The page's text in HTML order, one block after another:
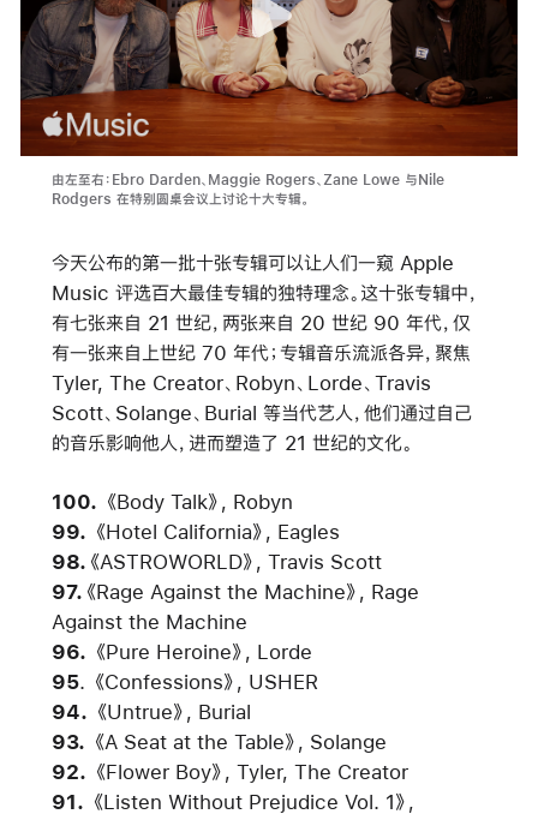
由左至右：Ebro Darden、Maggie Rogers、Zane Lowe 与Nile
Rodgers 在特别圆桌会议上讨论十大专辑。
今天公布的第一批十张专辑可以让人们一窥 Apple
Music 评选百大最佳专辑的独特理念。这十张专辑中，
有七张来自 21 世纪，两张来自 20 世纪 90 年代，仅
有一张来自上世纪 70 年代；专辑音乐流派各异，聚焦
Tyler, The Creator、Robyn、Lorde、Travis
Scott、Solange、Burial 等当代艺人，他们通过自己
的音乐影响他人，进而塑造了 21 世纪的文化。
100. 《Body Talk》
, Robyn
99.
《Hotel California》,
Eagles
98. 《ASTROWORLD》,
Travis Scott
97. 《Rage Against the Machine》
, Rage
Against the Machine
96.
《Pure Heroine》
Lorde
95. 《Confessions》
, USHER
94.
《Untrue》
, Burial
93.
《A Seat at the Table》
, Solange
92.
《Flower Boy》
, Tyler, The Creator
91.
《Listen Without Prejudice Vol. 1》